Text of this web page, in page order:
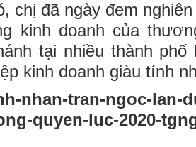
chị đã ngày đem
kinh doanh của
tại nhiều thành
kinh doanh giàu tính